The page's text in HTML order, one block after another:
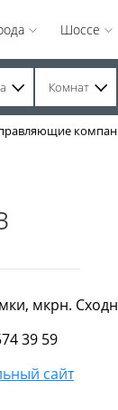
Шоссе
Комнат
мкрн.
39 59
сайт